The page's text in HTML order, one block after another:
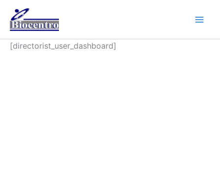
para
conteúdo
[directorist_user_dashboard]